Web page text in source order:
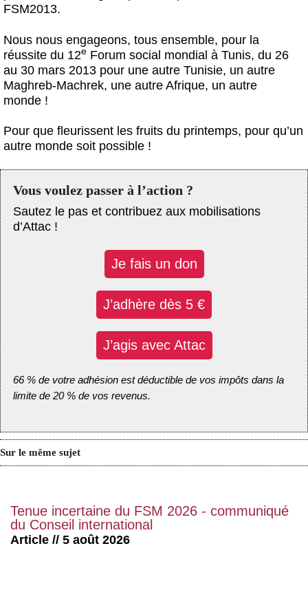
FSM2013.
Nous nous engageons, tous ensemble, pour la
réussite du 12e Forum social mondial à Tunis, du 26
au 30 mars 2013 pour une autre Tunisie, un autre
Maghreb-Machrek, une autre Afrique, un autre
monde !
Pour que fleurissent les fruits du printemps, pour qu’un
autre monde soit possible !
Vous voulez passer à l’action ?
Sautez le pas et contribuez aux mobilisations
d’Attac !
Je fais un don
J’adhère dès 5 €
J’agis avec Attac
66 % de votre adhésion est déductible de vos impôts dans la
limite de 20 % de vos revenus.
Sur le même sujet
Tenue incertaine du FSM 2026 - communiqué
du Conseil international
Article // 5 août 2026